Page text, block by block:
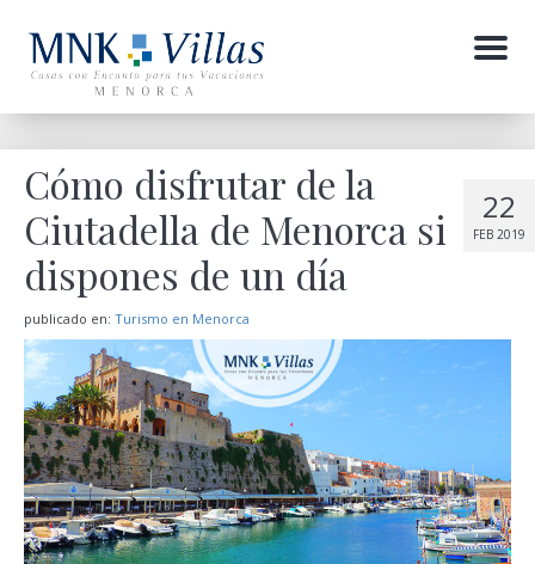
Menu
22
FEB 2019
Cómo disfrutar de la
Ciutadella de Menorca si
dispones de un día
publicado en: Turismo en Menorca